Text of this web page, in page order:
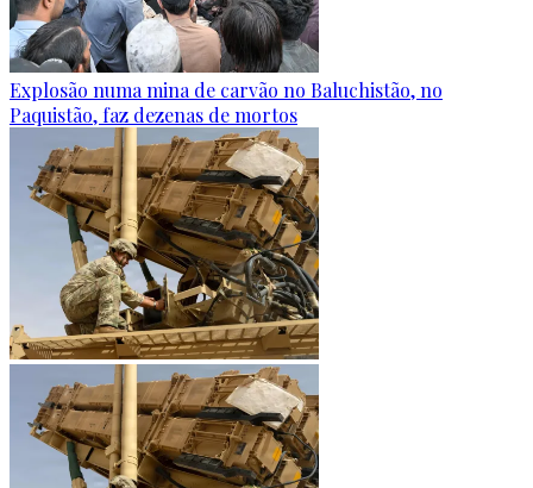
Explosão numa mina de carvão no Baluchistão, no
Paquistão, faz dezenas de mortos